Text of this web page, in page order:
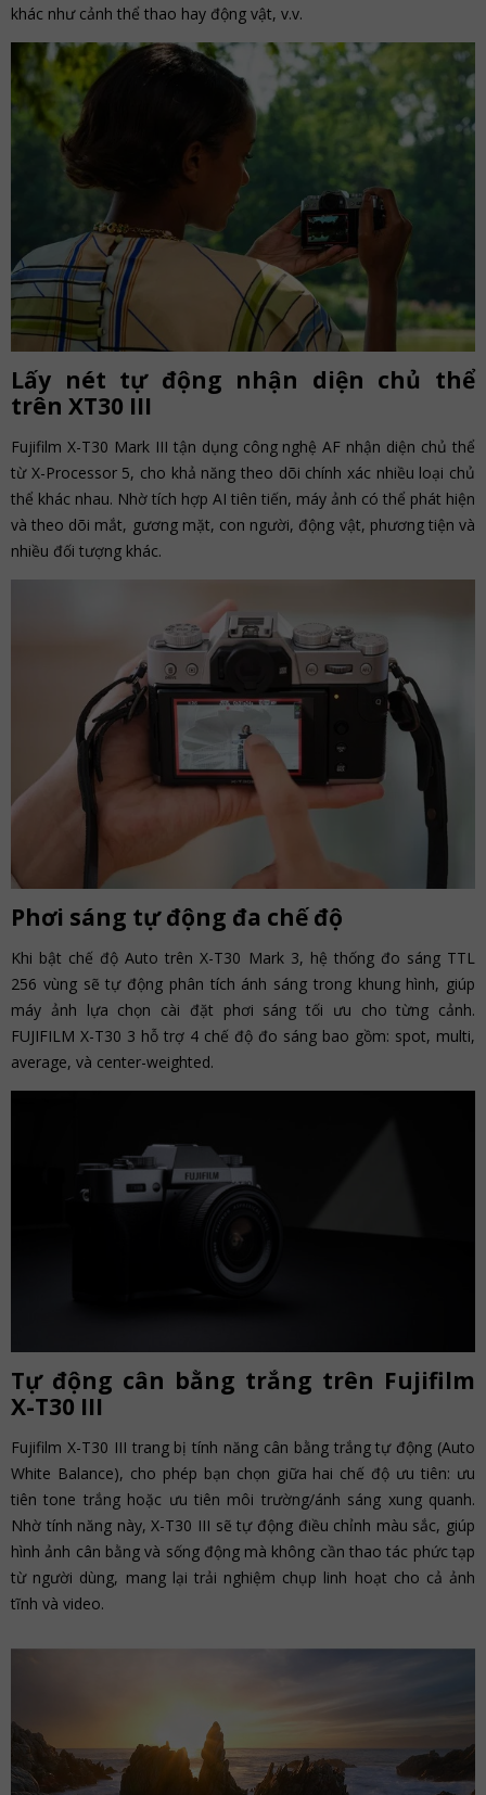
khác như cảnh thể thao hay động vật, v.v.
Lấy nét tự động nhận diện chủ thể
trên XT30 III
Fujifilm X-T30 Mark III tận dụng công nghệ AF nhận diện chủ thể
từ X-Processor 5, cho khả năng theo dõi chính xác nhiều loại chủ
thể khác nhau. Nhờ tích hợp AI tiên tiến, máy ảnh có thể phát hiện
và theo dõi mắt, gương mặt, con người, động vật, phương tiện và
nhiều đối tượng khác.
Phơi sáng tự động đa chế độ
Khi bật chế độ Auto trên X-T30 Mark 3, hệ thống đo sáng TTL
256 vùng sẽ tự động phân tích ánh sáng trong khung hình, giúp
máy ảnh lựa chọn cài đặt phơi sáng tối ưu cho từng cảnh.
FUJIFILM X-T30 3 hỗ trợ 4 chế độ đo sáng bao gồm: spot, multi,
average, và center-weighted.
Tự động cân bằng trắng trên Fujifilm
X-T30 III
Fujifilm X-T30 III trang bị tính năng cân bằng trắng tự động (Auto
White Balance), cho phép bạn chọn giữa hai chế độ ưu tiên: ưu
tiên tone trắng hoặc ưu tiên môi trường/ánh sáng xung quanh.
Nhờ tính năng này, X-T30 III sẽ tự động điều chỉnh màu sắc, giúp
hình ảnh cân bằng và sống động mà không cần thao tác phức tạp
từ người dùng, mang lại trải nghiệm chụp linh hoạt cho cả ảnh
tĩnh và video.